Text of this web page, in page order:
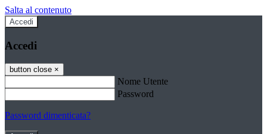
Salta al contenuto
Accedi
Accedi
button close ×
Nome Utente
Password
Password dimenticata?